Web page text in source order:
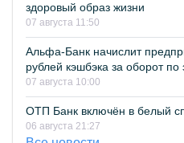
здоровый образ жизни
07 августа 11:50
Альфа-Банк начислит
рублей кэшбэка за оборот по
07 августа 10:00
ОТП Банк включён в белый
06 августа 21:27